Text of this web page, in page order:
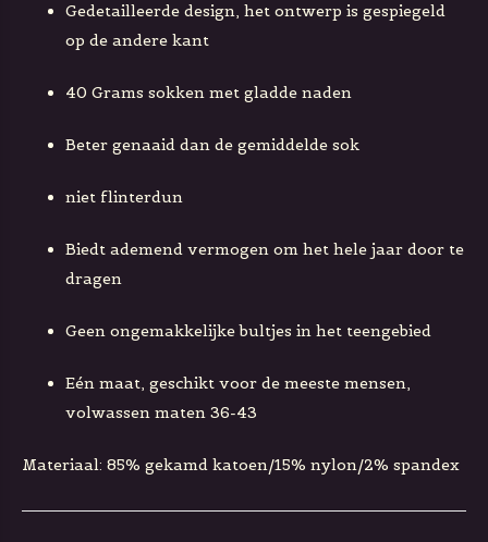
Gedetailleerde design, het ontwerp is gespiegeld
op de andere kant
40 Grams sokken met gladde naden
Beter genaaid dan de gemiddelde sok
niet flinterdun
Biedt ademend vermogen om het hele jaar door te
dragen
Geen ongemakkelijke bultjes in het teengebied
Eén maat, geschikt voor de meeste mensen,
volwassen maten 36-43
Materiaal: 85% gekamd katoen/15% nylon/2% spandex